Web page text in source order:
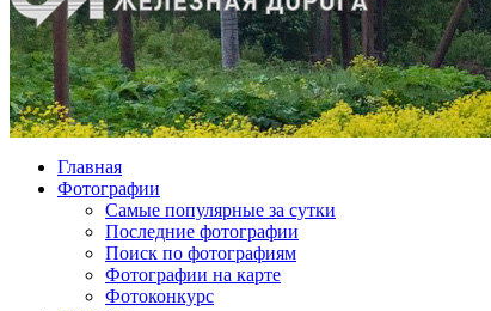
Главная
Фотографии
Cамые популярные за сутки
Последние фотографии
Поиск по фотографиям
Фотографии на карте
Фотоконкурс